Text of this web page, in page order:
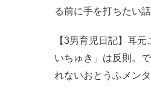
る前に手を打ちたい話
【3男育児日記】耳
いちゅき」は反則。
れないおとうふメンタ